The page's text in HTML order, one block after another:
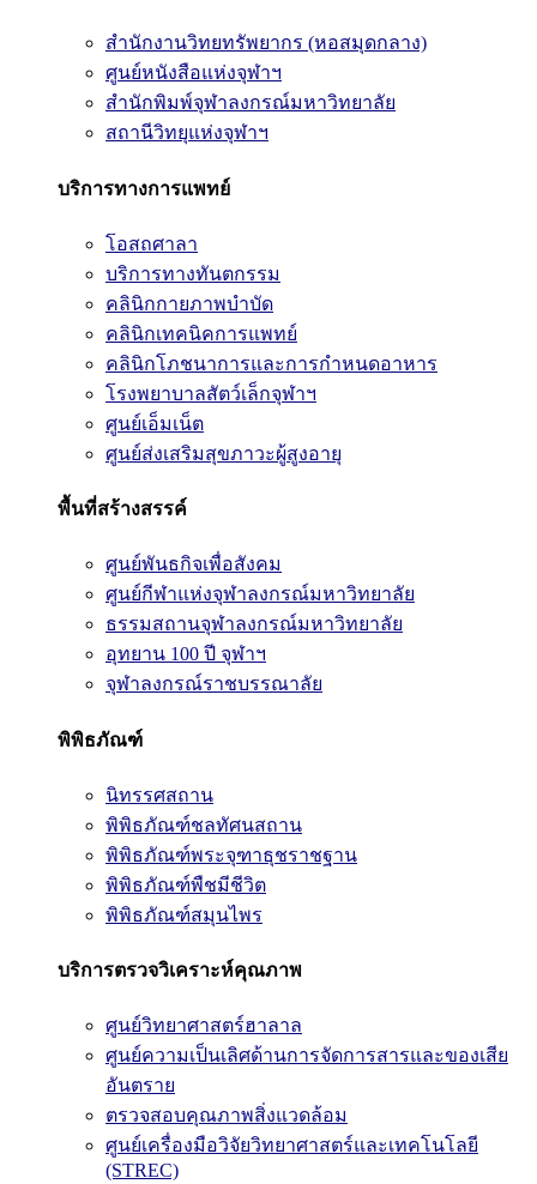
สำนักงานวิทยทรัพยากร (หอสมุดกลาง)
ศูนย์หนังสือแห่งจุฬาฯ
สำนักพิมพ์จุฬาลงกรณ์มหาวิทยาลัย
สถานีวิทยุแห่งจุฬาฯ
บริการทางการแพทย์
โอสถศาลา
บริการทางทันตกรรม
คลินิกกายภาพบำบัด
คลินิกเทคนิคการแพทย์
คลินิกโภชนาการและการกำหนดอาหาร
โรงพยาบาลสัตว์เล็กจุฬาฯ
ศูนย์เอ็มเน็ต
ศูนย์ส่งเสริมสุขภาวะผู้สูงอายุ
พื้นที่สร้างสรรค์
ศูนย์พันธกิจเพื่อสังคม
ศูนย์กีฬาแห่งจุฬาลงกรณ์มหาวิทยาลัย
ธรรมสถานจุฬาลงกรณ์มหาวิทยาลัย
อุทยาน 100 ปี จุฬาฯ
จุฬาลงกรณ์ราชบรรณาลัย
พิพิธภัณฑ์
นิทรรศสถาน
พิพิธภัณฑ์ชลทัศนสถาน
พิพิธภัณฑ์พระจุฑาธุชราชฐาน
พิพิธภัณฑ์พืชมีชีวิต
พิพิธภัณฑ์สมุนไพร
บริการตรวจวิเคราะห์คุณภาพ
ศูนย์วิทยาศาสตร์ฮาลาล
ศูนย์ความเป็นเลิศด้านการจัดการสารและของเสีย
อันตราย
ตรวจสอบคุณภาพสิ่งแวดล้อม
ศูนย์เครื่องมือวิจัยวิทยาศาสตร์และเทคโนโลยี
(STREC)